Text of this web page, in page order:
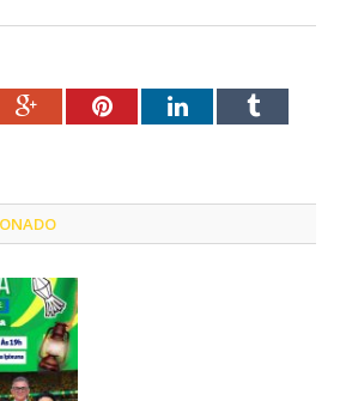
Google+PinterestLinkedInTumblr